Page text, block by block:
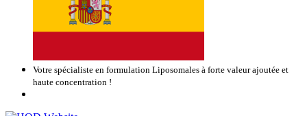
Votre spécialiste en formulation Liposomales à forte valeur ajoutée et
haute concentration !